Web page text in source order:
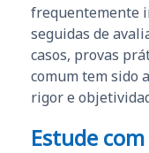
frequentemente
seguidas de
casos, provas
comum tem sido
rigor e
Estude